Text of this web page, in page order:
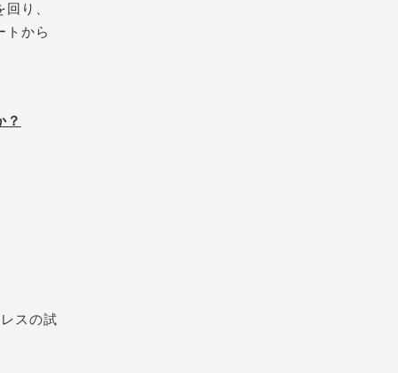
回り
トから
？
スの試